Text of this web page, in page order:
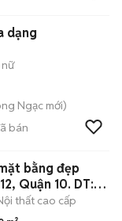
dạng
nữ
Ngạc mới)
bán
bằng đẹp
Quận 10. DT:
thất cao cấp